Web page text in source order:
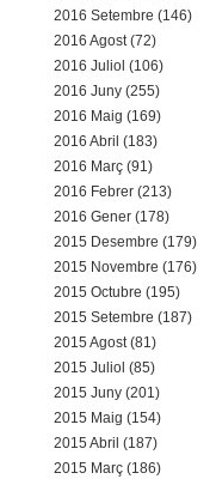
2016 Setembre (146)
2016 Agost (72)
2016 Juliol (106)
2016 Juny (255)
2016 Maig (169)
2016 Abril (183)
2016 Març (91)
2016 Febrer (213)
2016 Gener (178)
2015 Desembre (179)
2015 Novembre (176)
2015 Octubre (195)
2015 Setembre (187)
2015 Agost (81)
2015 Juliol (85)
2015 Juny (201)
2015 Maig (154)
2015 Abril (187)
2015 Març (186)